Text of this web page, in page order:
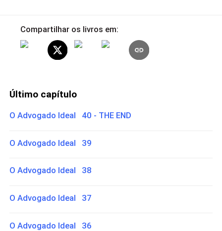
Compartilhar os livros em:
Último capítulo
O Advogado Ideal 40 - THE END
O Advogado Ideal 39
O Advogado Ideal 38
O Advogado Ideal 37
O Advogado Ideal 36